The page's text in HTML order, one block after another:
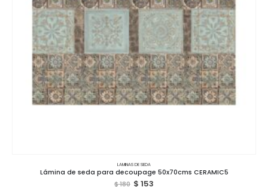
LAMINAS DE SEDA
Lámina de seda para decoupage 50x70cms CERAMIC5
$180 $ 153